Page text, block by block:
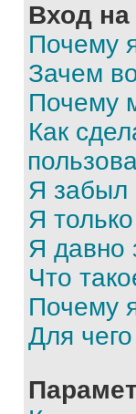
Вход
Почему
Зачем
Почему
Как
Я забыл
Я
Я давно
Что
Почему
Для